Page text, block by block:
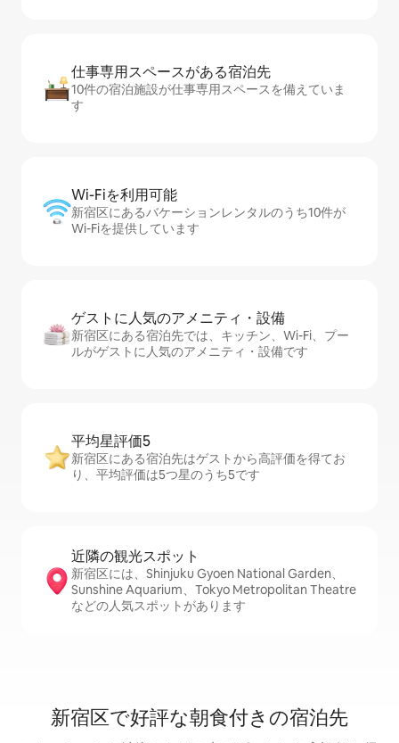
仕事専用ス⁠ペ⁠ー⁠スがあ⁠る宿⁠泊⁠先
10件の宿泊施設が仕事専用スペースを備えていま
す
Wi-Fiを利⁠用⁠可⁠能
新宿区にあるバケーションレンタルのうち10件が
Wi-Fiを提供しています
ゲストに人⁠気⁠のア⁠メ⁠ニ⁠テ⁠ィ・設⁠備
新宿区にある宿泊先では、キッチン、Wi-Fi、プー
ルがゲストに人気のアメニティ・設備です
平均星評価5
新宿区にある宿泊先はゲストから高評価を得てお
り、平均評価は5つ星のうち5です
近隣の観光ス⁠ポ⁠ッ⁠ト
新宿区には、Shinjuku Gyoen National Garden、
Sunshine Aquarium、Tokyo Metropolitan Theatre
などの人気スポットがあります
新宿区で好評な朝食付きの宿泊先